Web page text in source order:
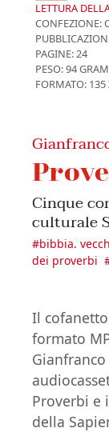
LETTURA
CONFEZIONE:
PAGINE: 24
PESO: 94
FORMATO: 135
Cinque
culturale
#bibbia.
dei proverbi
Il
formato
Proverbi e
della